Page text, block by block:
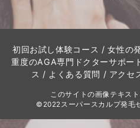
初回お試し体験コース /女性の
重度のAGA専門ドクターサポー
ス / よくある質問 / アクセ
このサイトの画像テキス
©2022スーパースカルプ発毛